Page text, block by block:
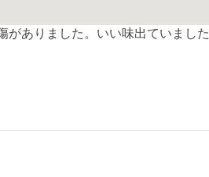
がありました。いい味出ていました